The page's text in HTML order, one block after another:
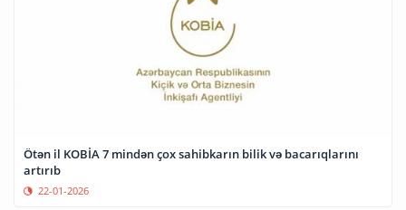
Ötən il KOBİA 7 mindən çox sahibkarın bilik və bacarıqlarını
artırıb
22-01-2026